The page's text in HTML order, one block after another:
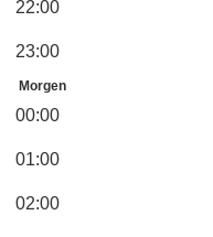
22:00
23:00
Morgen
00:00
01:00
02:00